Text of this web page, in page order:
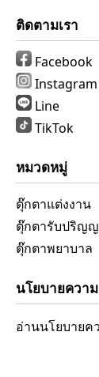
ติดตามเรา
Facebook
Instagram
Line
TikTok
หมวดหมู่
ตุ๊กตาแต่งงาน
ตุ๊กตารับปริญ
ตุ๊กตาพยาบาล
นโยบายควา
อ่านนโยบายค